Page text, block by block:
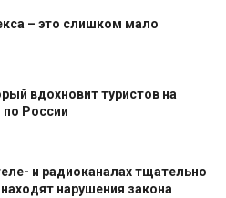
– это слишком мало
вдохновит туристов на
по России
и радиоканалах тщательно
нарушения закона